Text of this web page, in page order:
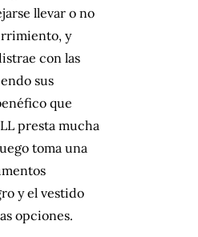
llevar o no
y
con las
sus
que
LL presta mucha
toma una
y el vestido
opciones.